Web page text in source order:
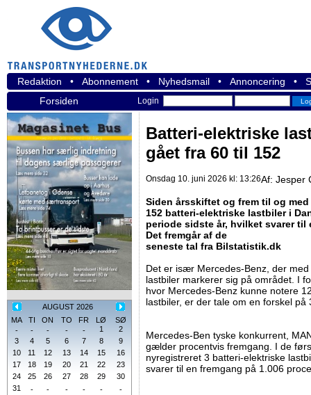
Redaktion • Abonnement • Nyhedsmail • Annoncering •
Forsiden
Login
AUGUST 2026
MA
TI ON TO FR LØ
SØ
-
- - - - 1
2
3
4 5 6 7 8
9
10
11 12 13 14 15
16
17
18 19 20 21 22
23
24
25 26 27 28 29
30
31
- - - - -
-
Batteri-elektriske
gået fra 60 til 152
Onsdag 10. juni 2026 kl: 13:26Af: Jesper
Siden årsskiftet og frem til og
152 batteri-elektriske lastbiler i
periode sidste år, hvilket svarer til
Det fremgår af de
seneste tal fra Bilstatistik.dk
Det er især Mercedes-Benz, der
lastbiler markerer sig på området. I
hvor Mercedes-Benz kunne notere
lastbiler, er der tale om en forskel
Mercedes-Ben tyske konkurrent,
gælder procentvis fremgang. I de
nyregistreret 3 batteri-elektriske
svarer til en fremgang på 1.006